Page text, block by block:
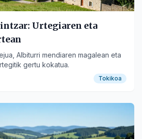
Urtegiaren eta
Albiturri mendiaren magalean eta
gertu kokatua.
Tokikoa